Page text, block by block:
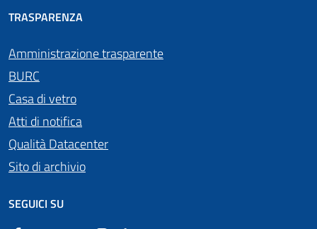
TRASPARENZA
Amministrazione trasparente
BURC
Casa di vetro
Atti di notifica
Qualità Datacenter
Sito di archivio
SEGUICI SU